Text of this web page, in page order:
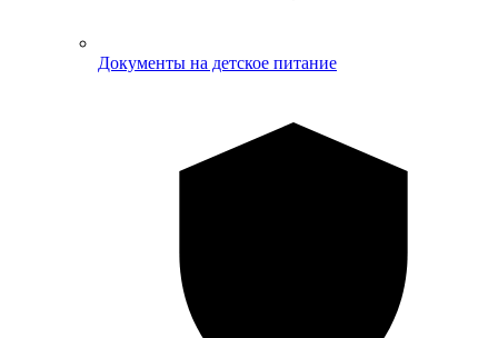
Документы на детское питание